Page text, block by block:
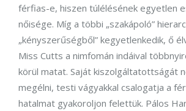
férfias-e, hiszen túlélésének egyetlen
nőisége. Míg a többi „szakápoló”
„kényszerűségből” kegyetlenkedik, ő
Miss Cutts a nimfomán indáival
körül matat. Saját kiszolgáltatottságát
megélni, testi vágyakkal csalogatja a
hatalmat gyakoroljon felettük. Pálos